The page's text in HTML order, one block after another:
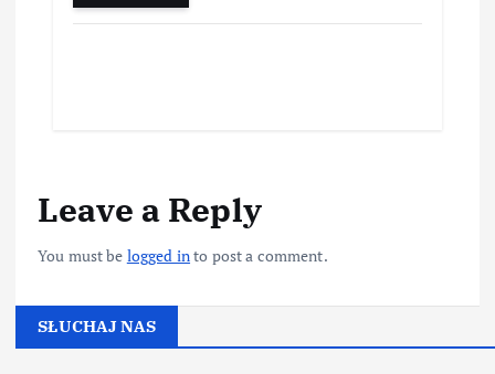
Leave a Reply
You must be logged into post a comment.
SŁUCHAJ NAS